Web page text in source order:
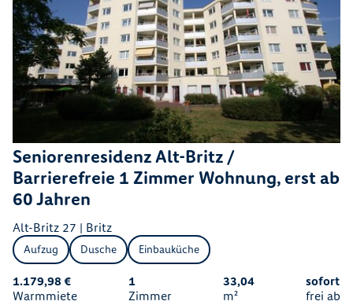
Seniorenresidenz Alt-Britz /
Barrierefreie 1 Zimmer Wohnung, erst ab
60 Jahren
Alt-Britz 27 | Britz
Aufzug Dusche Einbauküche
1.179,98 €
Warmmiete
1
Zimmer
33,04
m²
sofort
frei ab